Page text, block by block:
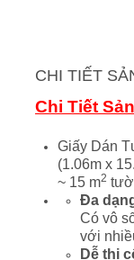
CHI TIẾT
Chi Tiết
Giấy Dán
(1.06m x
~ 15 m2
Đa
Có vô
với
Dễ thi